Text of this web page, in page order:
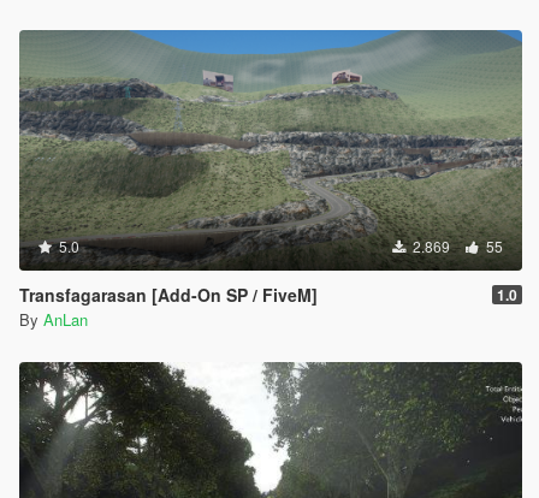
5.0 2.869 55
Transfagarasan [Add-On SP / FiveM] 1.0
By AnLan